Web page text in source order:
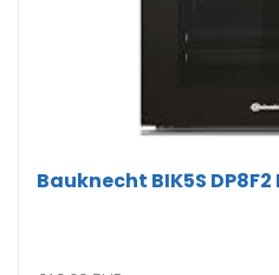
Bauknecht BIK5S DP8F2